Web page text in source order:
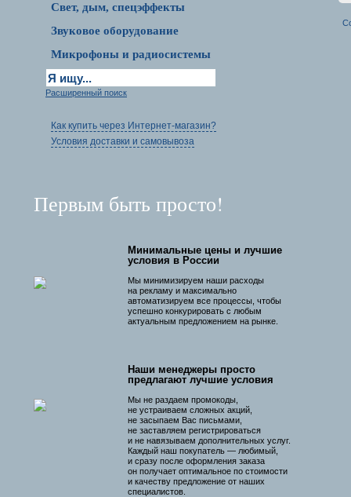
Свет, дым, спецэффекты
Звуковое оборудование
Микрофоны и радиосистемы
Расширенный поиск
Как купить через Интернет-магазин?
Условия доставки и самовывоза
Первым быть просто!
Минимальные цены и лучшие
условия в России
Мы минимизируем наши расходы
на рекламу и максимально
автоматизируем все процессы, чтобы
успешно конкурировать с любым
актуальным предложением на рынке.
Наши менеджеры просто
предлагают лучшие условия
Мы не раздаем промокоды,
не устраиваем сложных акций,
не засыпаем Вас письмами,
не заставляем регистрироваться
и не навязываем дополнительных услуг.
Каждый наш покупатель — любимый,
и сразу после оформления заказа
он получает оптимальное по стоимости
и качеству предложение от наших
специалистов.